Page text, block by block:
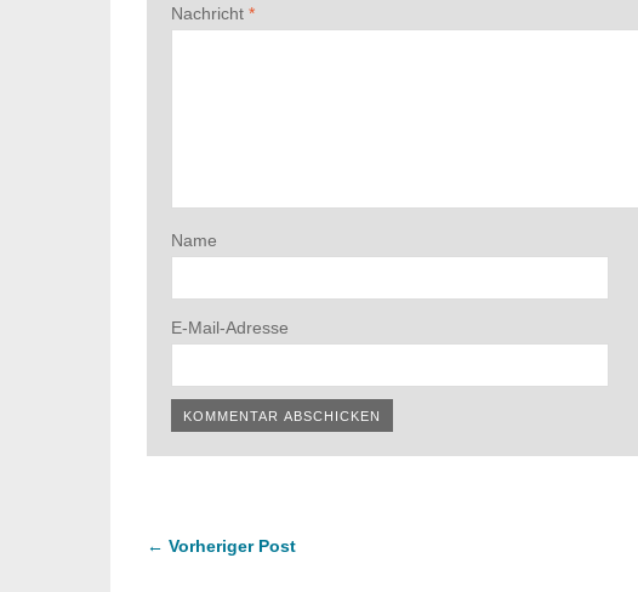
Nachricht *
Name
E-Mail-Adresse
← Vorheriger Post